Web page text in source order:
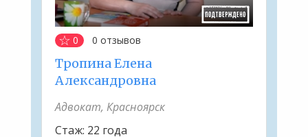
0 0 отзывов
Тропина Елена
Александровна
Адвокат, Красноярск
Стаж: 22 года